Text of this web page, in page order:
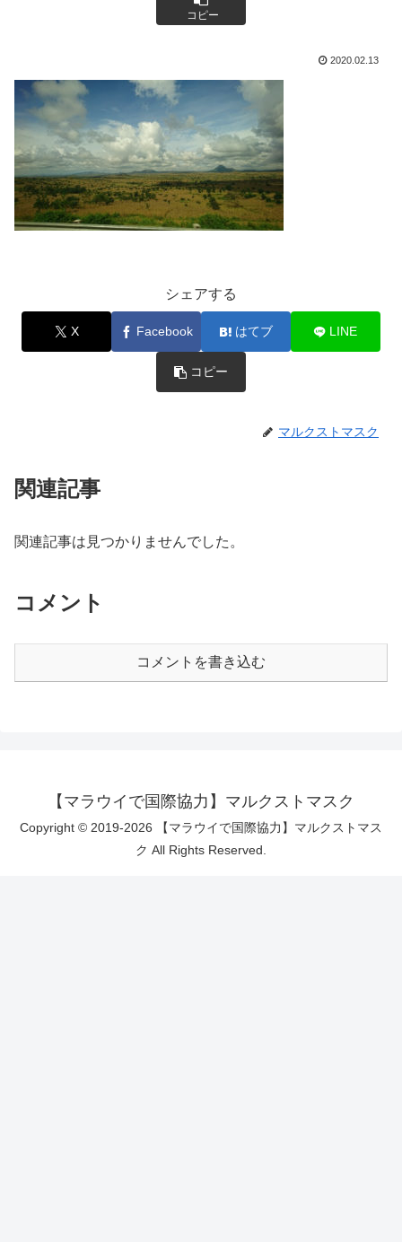
コピー
2020.02.13
シェアする
X Facebook はてブ LINE
コピー
マルクストマスク
関連記事
関連記事は見つかりませんでした。
コメント
コメントを書き込む
【マラウイで国際協力】マルクストマスク
Copyright © 2019-2026 【マラウイで国際協力】マルクストマス
ク All Rights Reserved.